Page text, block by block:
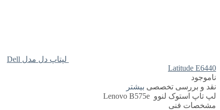
لپتاپ دل مدل Dell
Latitude E6440
ناموجود
نقد و بررسی تخصصی بیشتر
لپ تاپ استوک لنوو Lenovo B575e
مشخصات فنی